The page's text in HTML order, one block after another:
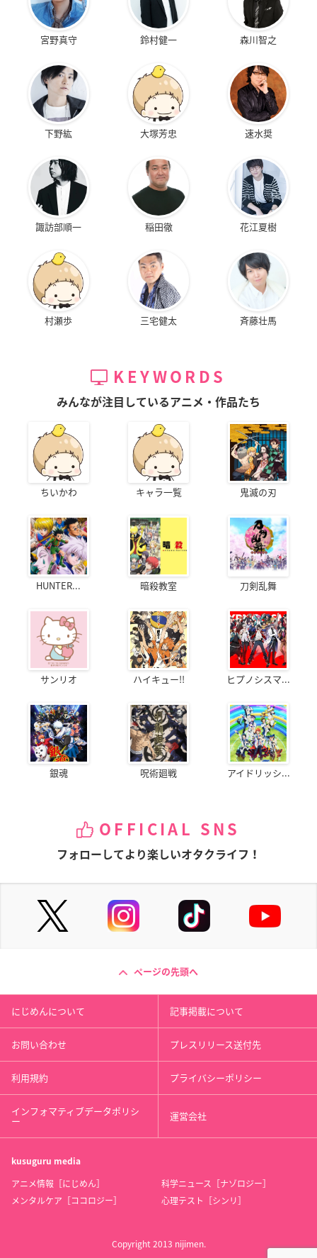
宮野真守 鈴村健一 森川智之
下野紘 大塚芳忠 速水奨
諏訪部順一 稲田徹 花江夏樹
村瀬歩 三宅健太 斉藤壮馬
KEYWORDS
みんなが注目しているアニメ・作品たち
ちいかわ キャラ一覧 鬼滅の刃
HUNTER... 暗殺教室 刀剣乱舞
サンリオ ハイキュー!! ヒプノシスマ...
銀魂 呪術廻戦 アイドリッシ...
OFFICIAL SNS
フォローしてより楽しいオタクライフ！
ページの先頭へ
にじめんについて 記事掲載について
お問い合わせ プレスリリース送付先
利用規約 プライバシーポリシー
インフォマティブデータポリシ
ー 運営会社
kusuguru media
アニメ情報［にじめん］
科学ニュース［ナゾロジー］
メンタルケア［ココロジー］
心理テスト［シンリ］
Copyright 2013 nijimen.